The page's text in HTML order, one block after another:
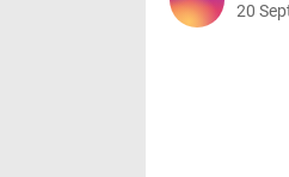
20